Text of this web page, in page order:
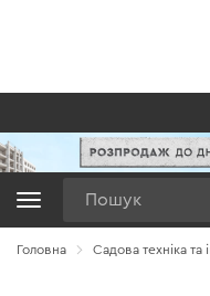
Головна Садова техніка та